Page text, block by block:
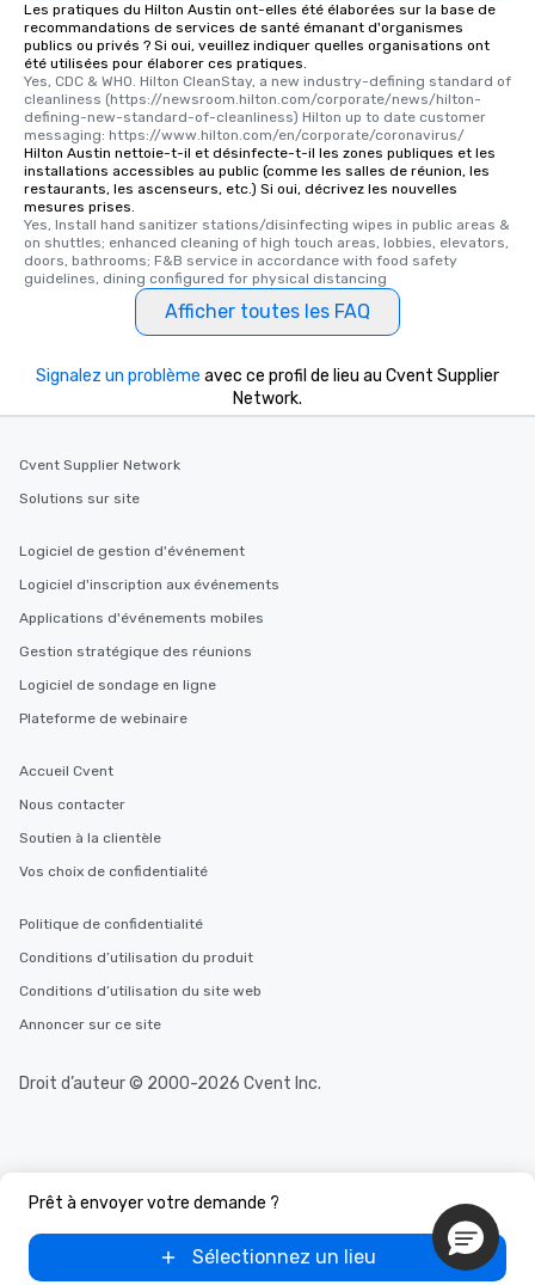
Les pratiques du Hilton Austin ont-elles été élaborées sur la base de
recommandations de services de santé émanant d'organismes
publics ou privés ? Si oui, veuillez indiquer quelles organisations ont
été utilisées pour élaborer ces pratiques.
Yes, CDC & WHO. Hilton CleanStay, a new industry-defining standard of
cleanliness (https://newsroom.hilton.com/corporate/news/hilton-
defining-new-standard-of-cleanliness) Hilton up to date customer
messaging: https://www.hilton.com/en/corporate/coronavirus/
Hilton Austin nettoie-t-il et désinfecte-t-il les zones publiques et les
installations accessibles au public (comme les salles de réunion, les
restaurants, les ascenseurs, etc.) Si oui, décrivez les nouvelles
mesures prises.
Yes, Install hand sanitizer stations/disinfecting wipes in public areas &
on shuttles; enhanced cleaning of high touch areas, lobbies, elevators,
doors, bathrooms; F&B service in accordance with food safety
guidelines, dining configured for physical distancing
Afficher toutes les FAQ
Prêt à envoyer votre demande ?
Sélectionnez un lieu
Signalez un problème avec ce profil de lieu au Cvent Supplier
Network.
Cvent Supplier Network
Solutions sur site
Logiciel de gestion d'événement
Logiciel d'inscription aux événements
Applications d'événements mobiles
Gestion stratégique des réunions
Logiciel de sondage en ligne
Plateforme de webinaire
Accueil Cvent
Nous contacter
Soutien à la clientèle
Vos choix de confidentialité
Politique de confidentialité
Conditions d’utilisation du produit
Conditions d’utilisation du site web
Annoncer sur ce site
Droit d’auteur © 2000-2026 Cvent Inc.